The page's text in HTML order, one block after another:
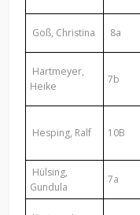
Goß, Christina 8a
Hartmeyer,
Heike
7b
Hesping, Ralf 10B
Hülsing,
Gundula
7a